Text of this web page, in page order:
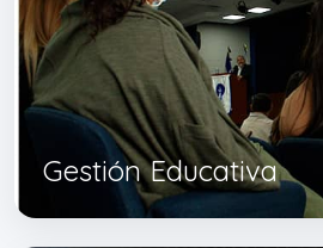
Gestión Educativa